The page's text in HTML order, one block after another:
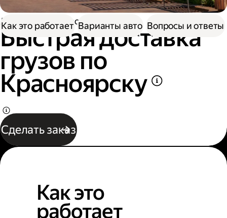
Доставка Грузоперевозки
Быстрая доставка
грузов по
Красноярску
Сделать заказ
Как это работает Варианты авто Вопросы и ответы
Как это
работает